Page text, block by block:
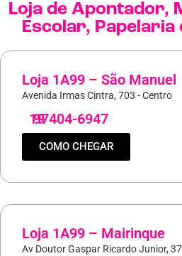
Loja de Apontador,
Escolar, Papelaria
Loja 1A99 – São Manuel
Avenida Irmas Cintra, 703 - Centro
19
97404-6947
COMO CHEGAR
Loja 1A99 – Mairinque
Av Doutor Gaspar Ricardo Junior,